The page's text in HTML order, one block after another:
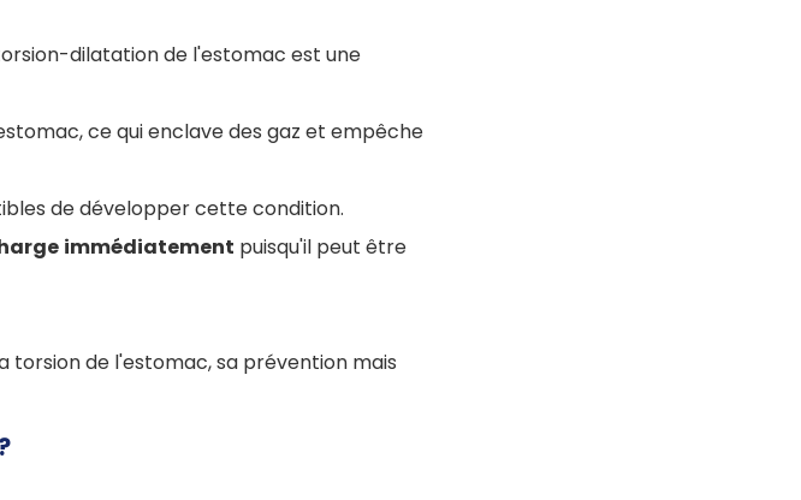
dilatation de l'estomac est une
ce qui enclave des gaz et empêche
de développer cette condition.
immédiatement puisqu'il peut être
de l'estomac, sa prévention mais